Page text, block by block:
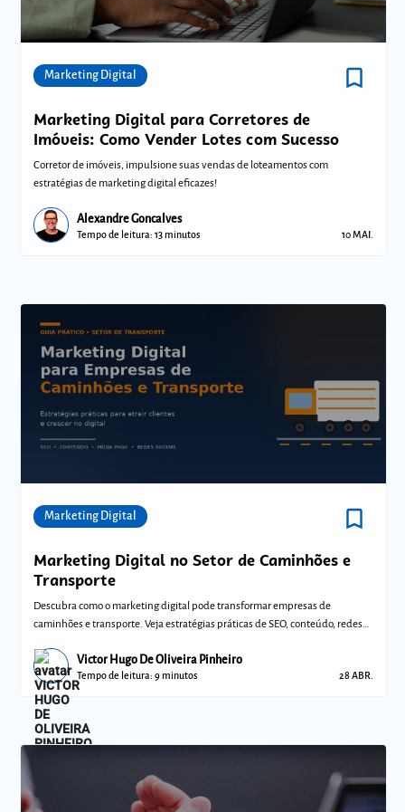
Marketing Digital bookmark_border
Marketing Digital para Corretores de
Imóveis: Como Vender Lotes com Sucesso
Corretor de imóveis, impulsione suas vendas de loteamentos com
estratégias de marketing digital eficazes!
Alexandre Goncalves
Tempo de leitura: 13 minutos 10 MAI.
Marketing Digital bookmark_border
Marketing Digital no Setor de Caminhões e
Transporte
Descubra como o marketing digital pode transformar empresas de
caminhões e transporte. Veja estratégias práticas de SEO, conteúdo, redes
Victor Hugo De Oliveira Pinheiro
Tempo de leitura: 9 minutos 28 ABR.